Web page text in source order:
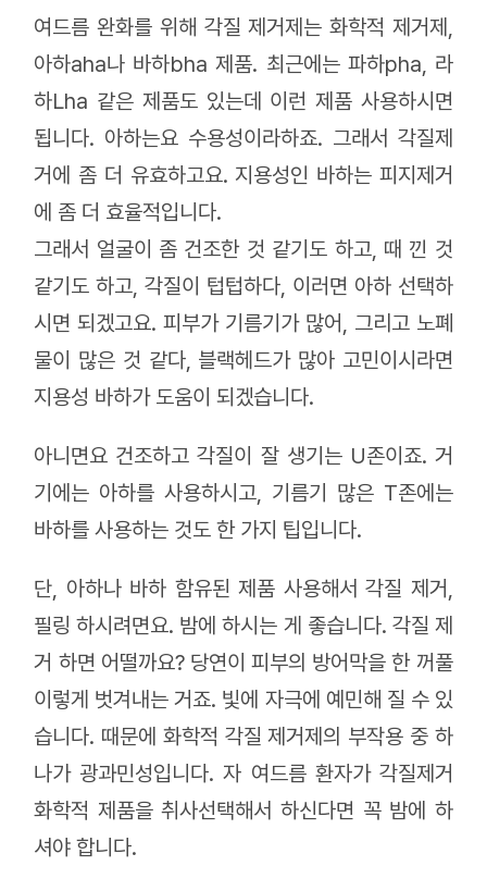
여드름 완화를 위해 각질 제거제는 화학적 제거제,
아하aha나 바하bha 제품. 최근에는 파하pha, 라
하Lha 같은 제품도 있는데 이런 제품 사용하시면
됩니다. 아하는요 수용성이라하죠. 그래서 각질제
거에 좀 더 유효하고요. 지용성인 바하는 피지제거
에 좀 더 효율적입니다.
그래서 얼굴이 좀 건조한 것 같기도 하고, 때 낀 것
같기도 하고, 각질이 텁텁하다, 이러면 아하 선택하
시면 되겠고요. 피부가 기름기가 많어, 그리고 노폐
물이 많은 것 같다, 블랙헤드가 많아 고민이시라면
지용성 바하가 도움이 되겠습니다.
아니면요 건조하고 각질이 잘 생기는 U존이죠. 거
기에는 아하를 사용하시고, 기름기 많은 T존에는
바하를 사용하는 것도 한 가지 팁입니다.
단, 아하나 바하 함유된 제품 사용해서 각질 제거,
필링 하시려면요. 밤에 하시는 게 좋습니다. 각질 제
거 하면 어떨까요? 당연이 피부의 방어막을 한 꺼풀
이렇게 벗겨내는 거죠. 빛에 자극에 예민해 질 수 있
습니다. 때문에 화학적 각질 제거제의 부작용 중 하
나가 광과민성입니다. 자 여드름 환자가 각질제거
화학적 제품을 취사선택해서 하신다면 꼭 밤에 하
셔야 합니다.